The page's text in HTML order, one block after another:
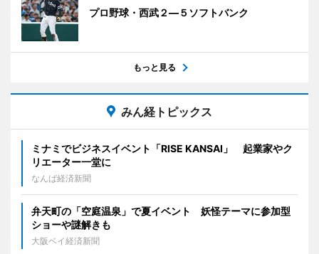
プロ野球・西武２―５ソフトバンク
もっと見る
みん経トピックス
ミナミでビジネスイベント「RISE KANSAI」 起業家やク
リエーター一堂に
なんば経済新聞
弁天町の「空庭温泉」で夏イベント 妖怪テーマに参加型
ショーや謎解きも
大阪ベイ経済新聞